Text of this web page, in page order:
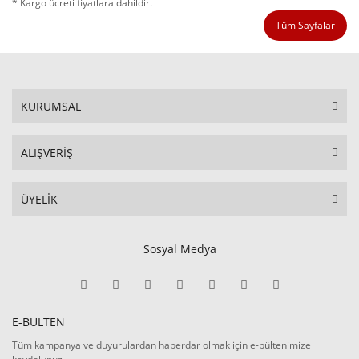
* Kargo ücreti fiyatlara dahildir.
Tüm Sayfalar
KURUMSAL
ALIŞVERİŞ
ÜYELİK
Sosyal Medya
E-BÜLTEN
Tüm kampanya ve duyurulardan haberdar olmak için e-bültenimize